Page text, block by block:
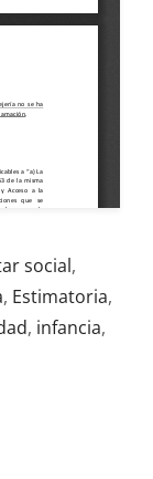
social,
, Estimatoria,
, infancia,